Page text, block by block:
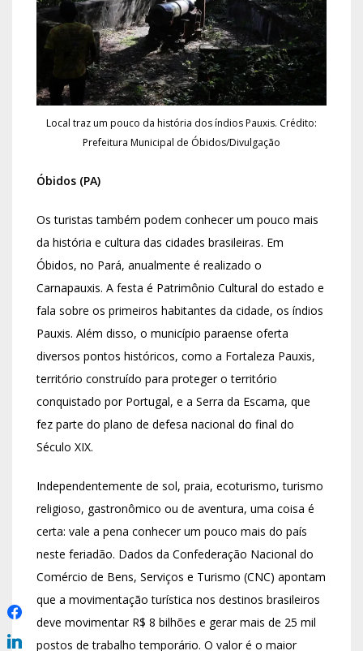
Local traz um pouco da história dos índios Pauxis. Crédito:
Prefeitura Municipal de Óbidos/Divulgação
Óbidos (PA)
Os turistas também podem conhecer um pouco mais
da história e cultura das cidades brasileiras. Em
Óbidos, no Pará, anualmente é realizado o
Carnapauxis. A festa é Patrimônio Cultural do estado e
fala sobre os primeiros habitantes da cidade, os índios
Pauxis. Além disso, o município paraense oferta
diversos pontos históricos, como a Fortaleza Pauxis,
território construído para proteger o território
conquistado por Portugal, e a Serra da Escama, que
fez parte do plano de defesa nacional do final do
Século XIX.
Independentemente de sol, praia, ecoturismo, turismo
religioso, gastronômico ou de aventura, uma coisa é
certa: vale a pena conhecer um pouco mais do país
neste feriadão. Dados da Confederação Nacional do
Comércio de Bens, Serviços e Turismo (CNC) apontam
que a movimentação turística nos destinos brasileiros
deve movimentar R$ 8 bilhões e gerar mais de 25 mil
postos de trabalho temporário. O valor é o maior